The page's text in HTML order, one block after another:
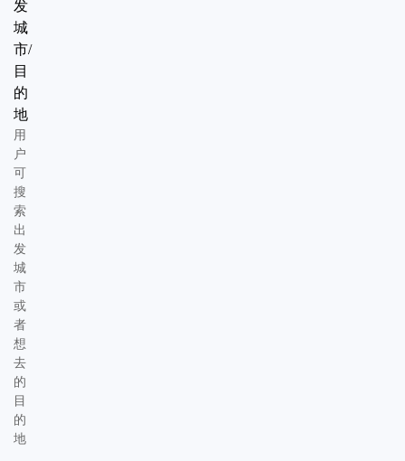
发
城
市/
目
的
地
用
户
可
搜
索
出
发
城
市
或
者
想
去
的
目
的
地